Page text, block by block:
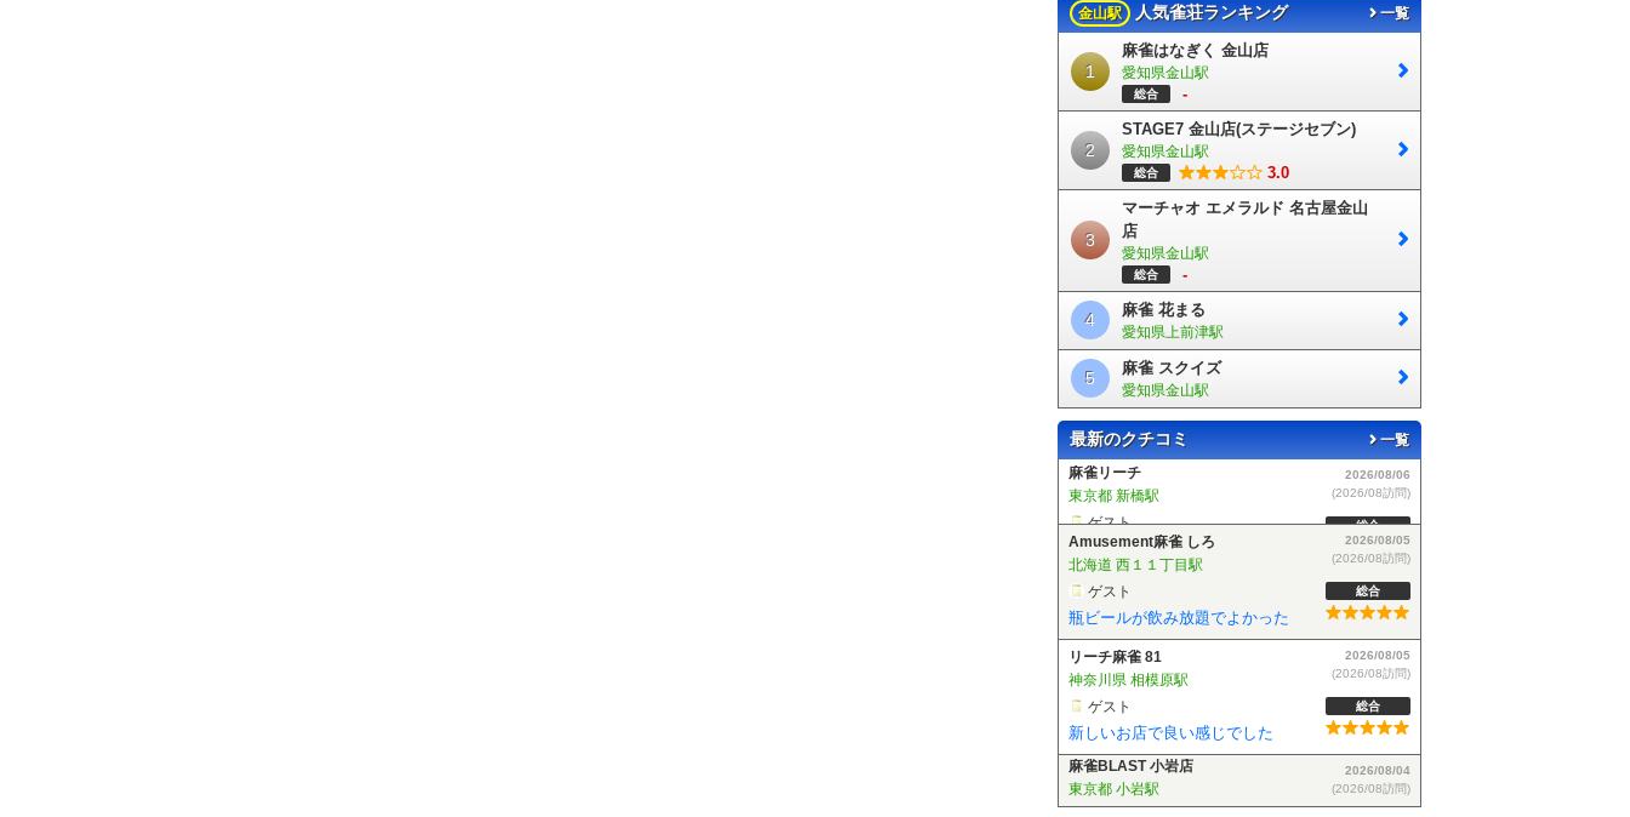
金山駅 人気雀荘ランキング 一覧
1
麻雀はなぎく 金山店
愛知県金山駅
総合 -
2
STAGE7 金山店(ステージセブン)
愛知県金山駅
総合 3.0
3
マーチャオ エメラルド 名古屋金山
店
愛知県金山駅
総合 -
4
麻雀 花まる
愛知県上前津駅
5
麻雀 スクイズ
愛知県金山駅
最新のクチコミ 一覧
Amusement麻雀 しろ
北海道 西１１丁目駅
ゲスト
2026/08/05
(2026/08訪問)
総合
瓶ビールが飲み放題でよかった
リーチ麻雀 81
神奈川県 相模原駅
ゲスト
2026/08/05
(2026/08訪問)
総合
新しいお店で良い感じでした
麻雀BLAST 小岩店
東京都 小岩駅
ゲスト
2026/08/04
(2026/08訪問)
総合